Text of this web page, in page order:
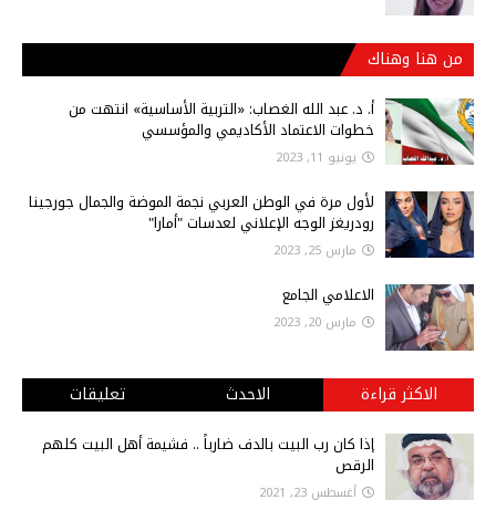
من هنا وهناك
أ‌. د. عبد الله الغصاب: «التربية الأساسية» انتهت من
خطوات الاعتماد الأكاديمي والمؤسسي
يونيو 11, 2023
لأول مرة في الوطن العربي نجمة الموضة والجمال جورجينا
رودريغز الوجه الإعلاني لعدسات "أمارا"
مارس 25, 2023
الاعلامي الجامع
مارس 20, 2023
الاكثر قراءة الاحدث تعليقات
إذا كان رب البيت بالدف ضارباً .. فشيمة أهل البيت كلهم
الرقص
أغسطس 23, 2021